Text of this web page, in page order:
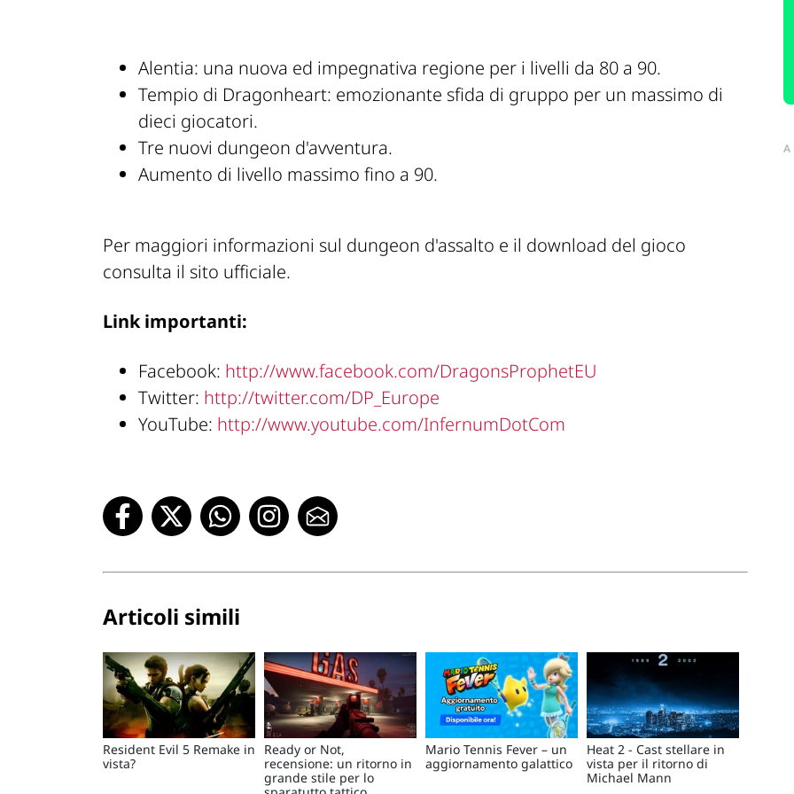
Alentia: una nuova ed impegnativa regione per i livelli da 80 a 90.
Tempio di Dragonheart: emozionante sfida di gruppo per un massimo di
dieci giocatori.
Tre nuovi dungeon d'avventura.
Aumento di livello massimo fino a 90.
Per maggiori informazioni sul dungeon d'assalto e il download del gioco
consulta il sito ufficiale.
Link importanti:
Facebook: http://www.facebook.com/DragonsProphetEU
Twitter: http://twitter.com/DP_Europe
YouTube: http://www.youtube.com/InfernumDotCom
Articoli simili
Resident Evil 5 Remake in
vista?
Ready or Not,
recensione: un ritorno in
grande stile per lo
Mario Tennis Fever – un
aggiornamento galattico
Heat 2 - Cast stellare in
vista per il ritorno di
Michael Mann